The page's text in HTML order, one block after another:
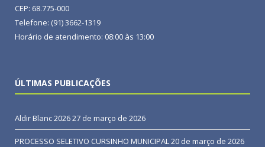
CEP: 68.775-000
Telefone: (91) 3662-1319
Horário de atendimento: 08:00 às 13:00
ÚLTIMAS PUBLICAÇÕES
Aldir Blanc 202627 de março de 2026
PROCESSO SELETIVO CURSINHO MUNICIPAL20 de março de 2026